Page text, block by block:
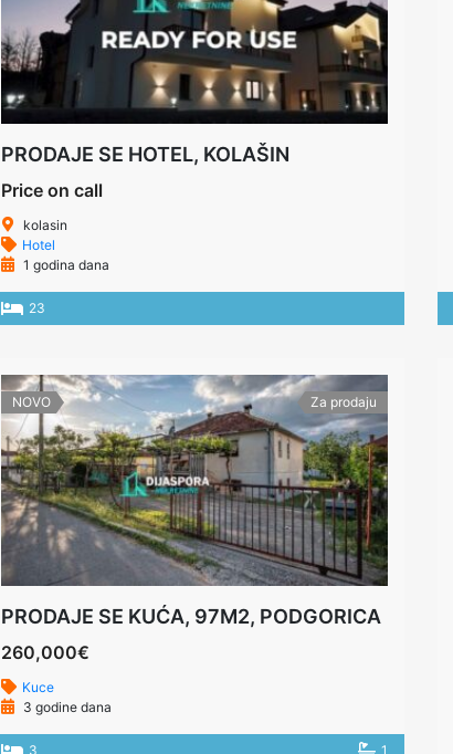
PRODAJE SE HOTEL, KOLAŠIN
Price on call
kolasin
Hotel
1 godina dana
23
NOVO Za prodaju
PRODAJE SE KUĆA, 97M2, PODGORICA
260,000€
Kuce
3 godine dana
3 1